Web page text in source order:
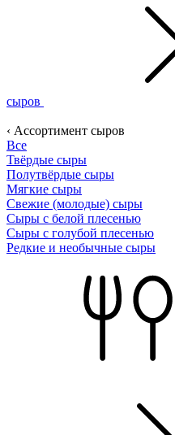
сыров
‹ Ассортимент сыров
Все
Твёрдые сыры
Полутвёрдые сыры
Мягкие сыры
Свежие (молодые) сыры
Сыры с белой плесенью
Сыры с голубой плесенью
Редкие и необычные сыры